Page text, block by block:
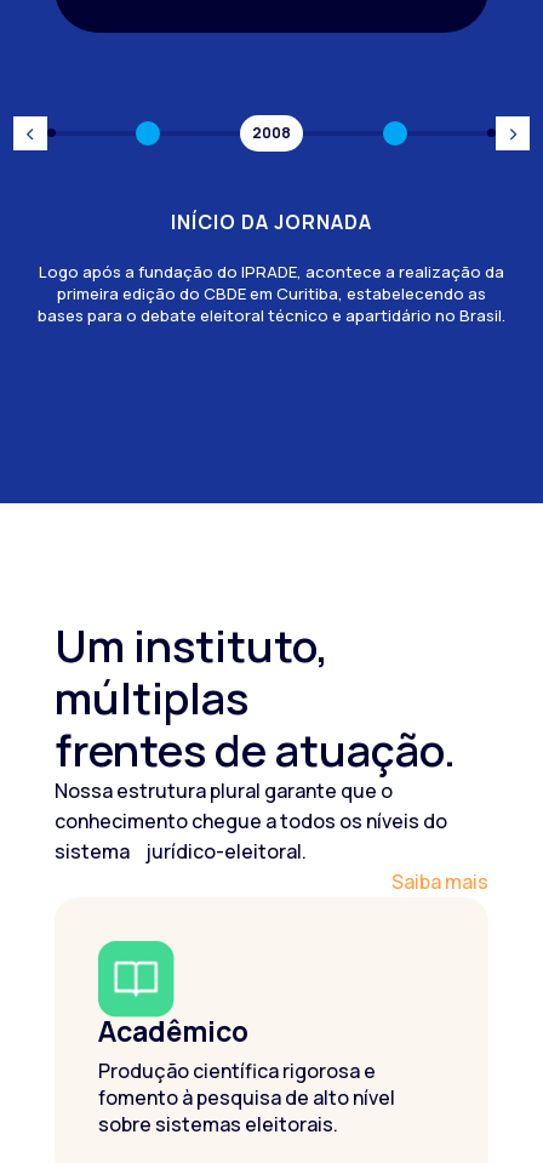
‹ 2008 ›
INÍCIO DA JORNADA
Logo após a fundação do IPRADE, acontece a realização da
primeira edição do CBDE em Curitiba, estabelecendo as
bases para o debate eleitoral técnico e apartidário no Brasil.
Um instituto,
múltiplas
frentes de atuação.
Nossa estrutura plural garante que o
conhecimento chegue a todos os níveis do
sistema jurídico-eleitoral.
Saiba mais
Acadêmico
Produção científica rigorosa e
fomento à pesquisa de alto nível
sobre sistemas eleitorais.